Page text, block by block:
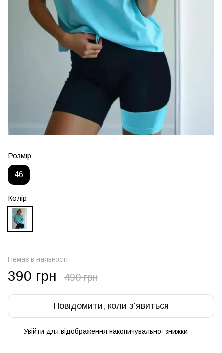
Розмір
46
Колір
Немає в наявності
390 грн 490 грн
Повідомити, коли з'явиться
Увійти для відображення накопичувальної знижки